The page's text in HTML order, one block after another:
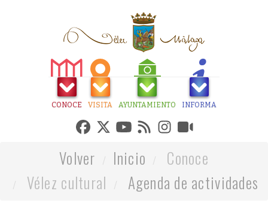
CONOCE VISITA AYUNTAMIENTO INFORMA
Volver Inicio
Conoce
Vélez cultural
Agenda de actividades